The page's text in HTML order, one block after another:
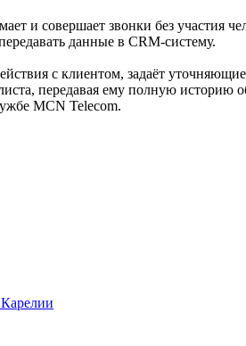
и совершает звонки без участия
данные в CRM-систему.
с клиентом, задаёт
передавая ему полную историю
MCN Telecom.